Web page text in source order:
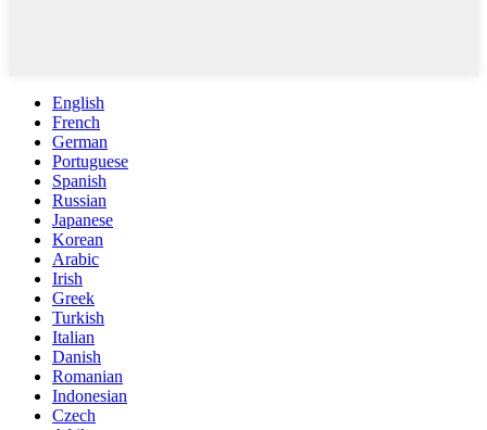
English
French
German
Portuguese
Spanish
Russian
Japanese
Korean
Arabic
Irish
Greek
Turkish
Italian
Danish
Romanian
Indonesian
Czech